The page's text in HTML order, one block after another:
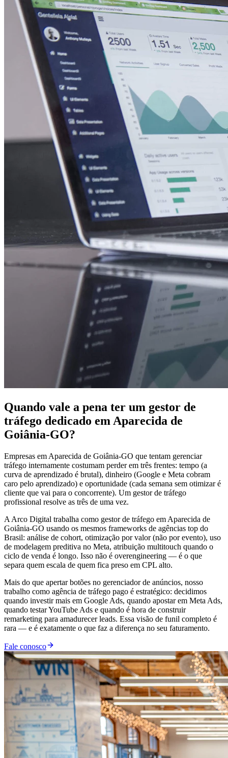
Quando vale a pena ter um gestor de
tráfego dedicado em Aparecida de
Goiânia-GO?
Empresas em Aparecida de Goiânia-GO que tentam gerenciar
tráfego internamente costumam perder em três frentes: tempo (a
curva de aprendizado é brutal), dinheiro (Google e Meta cobram
caro pelo aprendizado) e oportunidade (cada semana sem otimizar é
cliente que vai para o concorrente). Um gestor de tráfego
profissional resolve as três de uma vez.
A Arco Digital trabalha como gestor de tráfego em Aparecida de
Goiânia-GO usando os mesmos frameworks de agências top do
Brasil: análise de cohort, otimização por valor (não por evento), uso
de modelagem preditiva no Meta, atribuição multitouch quando o
ciclo de venda é longo. Isso não é overengineering — é o que
separa quem escala de quem fica preso em CPL alto.
Mais do que apertar botões no gerenciador de anúncios, nosso
trabalho como agência de tráfego pago é estratégico: decidimos
quando investir mais em Google Ads, quando apostar em Meta Ads,
quando testar YouTube Ads e quando é hora de construir
remarketing para amadurecer leads. Essa visão de funil completo é
rara — e é exatamente o que faz a diferença no seu faturamento.
Fale conosco